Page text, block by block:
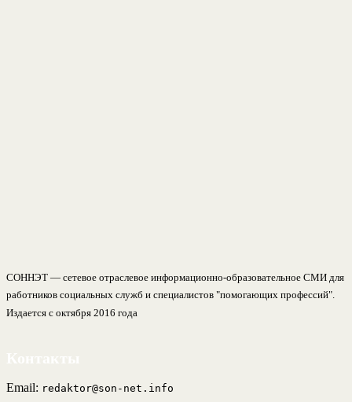
СОННЭТ — сетевое отраслевое информационно-образовательное СМИ для
работников социальных служб и специалистов "помогающих профессий".
Издается с октября 2016 года
Email: redaktor@son-net.info